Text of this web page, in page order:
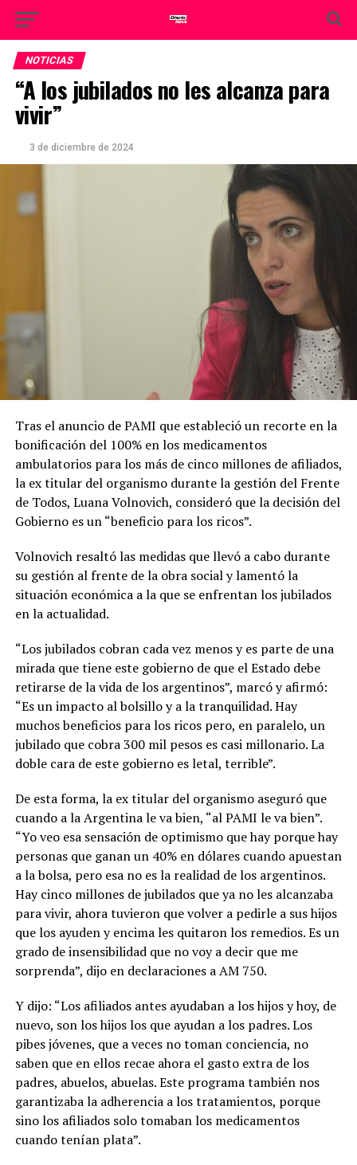
NOTICIAS
“A los jubilados no les alcanza para
vivir”
3 de diciembre de 2024
Tras el anuncio de PAMI que estableció un recorte en la
bonificación del 100% en los medicamentos
ambulatorios para los más de cinco millones de afiliados,
la ex titular del organismo durante la gestión del Frente
de Todos, Luana Volnovich, consideró que la decisión del
Gobierno es un “beneficio para los ricos”.
Volnovich resaltó las medidas que llevó a cabo durante
su gestión al frente de la obra social y lamentó la
situación económica a la que se enfrentan los jubilados
en la actualidad.
“Los jubilados cobran cada vez menos y es parte de una
mirada que tiene este gobierno de que el Estado debe
retirarse de la vida de los argentinos”, marcó y afirmó:
“Es un impacto al bolsillo y a la tranquilidad. Hay
muchos beneficios para los ricos pero, en paralelo, un
jubilado que cobra 300 mil pesos es casi millonario. La
doble cara de este gobierno es letal, terrible”.
De esta forma, la ex titular del organismo aseguró que
cuando a la Argentina le va bien, “al PAMI le va bien”.
“Yo veo esa sensación de optimismo que hay porque hay
personas que ganan un 40% en dólares cuando apuestan
a la bolsa, pero esa no es la realidad de los argentinos.
Hay cinco millones de jubilados que ya no les alcanzaba
para vivir, ahora tuvieron que volver a pedirle a sus hijos
que los ayuden y encima les quitaron los remedios. Es un
grado de insensibilidad que no voy a decir que me
sorprenda”, dijo en declaraciones a AM 750.
Y dijo: “Los afiliados antes ayudaban a los hijos y hoy, de
nuevo, son los hijos los que ayudan a los padres. Los
pibes jóvenes, que a veces no toman conciencia, no
saben que en ellos recae ahora el gasto extra de los
padres, abuelos, abuelas. Este programa también nos
garantizaba la adherencia a los tratamientos, porque
sino los afiliados solo tomaban los medicamentos
cuando tenían plata”.